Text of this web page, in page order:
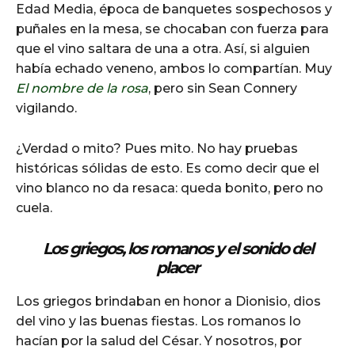
Edad Media, época de banquetes sospechosos y
puñales en la mesa, se chocaban con fuerza para
que el vino saltara de una a otra. Así, si alguien
había echado veneno, ambos lo compartían. Muy
El nombre de la rosa, pero sin Sean Connery
vigilando.
¿Verdad o mito? Pues mito. No hay pruebas
históricas sólidas de esto. Es como decir que el
vino blanco no da resaca: queda bonito, pero no
cuela.
Los griegos, los romanos y el sonido del
placer
Los griegos brindaban en honor a Dionisio, dios
del vino y las buenas fiestas. Los romanos lo
hacían por la salud del César. Y nosotros, por